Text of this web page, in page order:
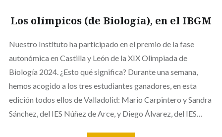
Los olímpicos (de Biología), en el IBGM
Nuestro Instituto ha participado en el premio de la fase
autonómica en Castilla y León de la XIX Olimpiada de
Biología 2024. ¿Esto qué significa? Durante una semana,
hemos acogido a los tres estudiantes ganadores, en esta
edición todos ellos de Valladolid: Mario Carpintero y Sandra
Sánchez, del IES Núñez de Arce, y Diego Álvarez, del IES…